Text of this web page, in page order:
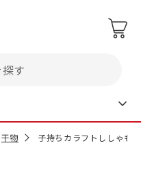
す
干物 子持ちカラフトししゃも